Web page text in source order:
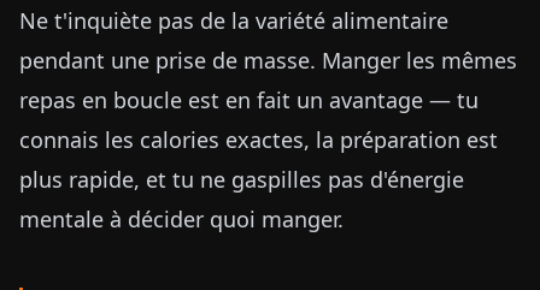
Ne t'inquiète pas de la variété alimentaire
pendant une prise de masse. Manger les mêmes
repas en boucle est en fait un avantage — tu
connais les calories exactes, la préparation est
plus rapide, et tu ne gaspilles pas d'énergie
mentale à décider quoi manger.